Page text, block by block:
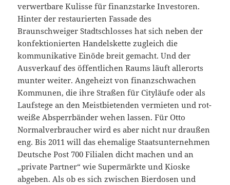
verwertbare Kulisse für finanzstarke Investoren.
Hinter der restaurierten Fassade des
Braunschweiger Stadtschlosses hat sich neben der
konfektionierten Handelskette zugleich die
kommunikative Einöde breit gemacht. Und der
Ausverkauf des öffentlichen Raums läuft allerorts
munter weiter. Angeheizt von finanzschwachen
Kommunen, die ihre Straßen für Cityläufe oder als
Laufstege an den Meistbietenden vermieten und rot-
weiße Absperrbänder wehen lassen. Für Otto
Normalverbraucher wird es aber nicht nur draußen
eng. Bis 2011 will das ehemalige Staatsunternehmen
Deutsche Post 700 Filialen dicht machen und an
„private Partner“ wie Supermärkte und Kioske
abgeben. Als ob es sich zwischen Bierdosen und